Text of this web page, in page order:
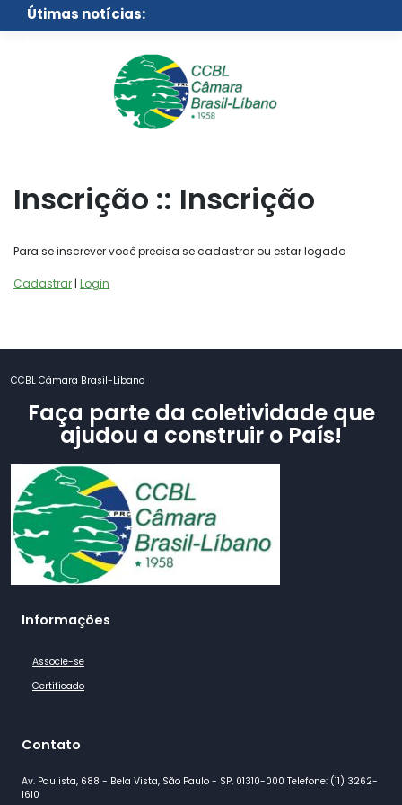
Útimas notícias:
Inscrição :: Inscrição
Para se inscrever você precisa se cadastrar ou estar logado
Cadastrar | Login
CCBL Câmara Brasil-Líbano
Faça parte da coletividade que
ajudou a construir o País!
Informações
Associe-se
Certificado
Contato
Av. Paulista, 688 - Bela Vista, São Paulo - SP, 01310-000 Telefone: (11) 3262-
1610